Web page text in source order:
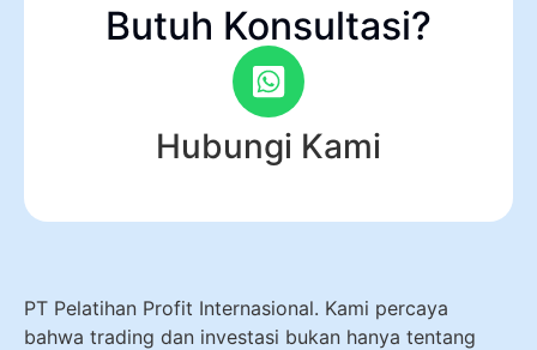
Butuh Konsultasi?
Hubungi Kami
PT Pelatihan Profit Internasional. Kami percaya
bahwa trading dan investasi bukan hanya tentang